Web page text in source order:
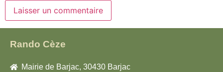
Rando Cèze
Mairie de Barjac, 30430 Barjac